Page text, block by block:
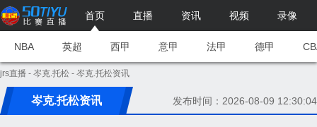
首页 直播 资讯 视频 录像
NBA 英超 西甲 意甲 法甲 德甲
jrs直播 - 岑克.托松 - 岑克.托松资讯
岑克.托松资讯 发布时间：2026-08-09 12:30:04